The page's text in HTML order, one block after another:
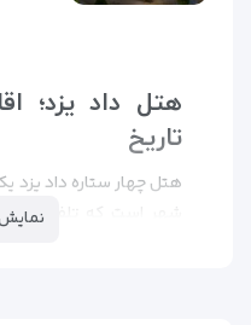
هتل داد یزد؛
تاریخ
هتل چهار ستاره داد یزد
شهر است که تلفیقی از